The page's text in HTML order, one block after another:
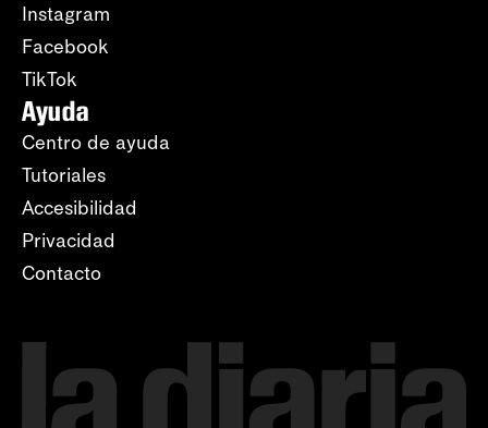
Instagram
Facebook
TikTok
Ayuda
Centro de ayuda
Tutoriales
Accesibilidad
Privacidad
Contacto